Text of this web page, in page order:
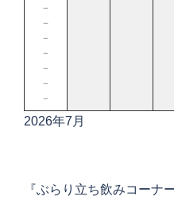
－
－
－
－
－
－
－
2026年7月
『ぶらり立ち飲みコーナ